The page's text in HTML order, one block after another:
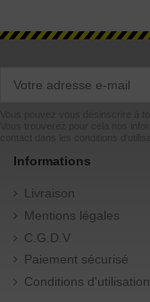
Informations
Livraison
Mentions légales
C.G.D.V
Paiement sécurisé
Conditions d'utilisation